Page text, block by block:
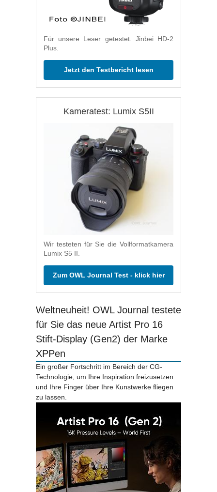
Für unsere Leser getestet: Jinbei HD-2
Plus.
Jetzt den Testbericht lesen
Kameratest: Lumix S5II
Wir testeten für Sie die Vollformatkamera
Lumix S5 II.
Zum OWL Journal Test - klick hier
Weltneuheit! OWL Journal testete
für Sie das neue Artist Pro 16
Stift-Display (Gen2) der Marke
XPPen
Ein großer Fortschritt im Bereich der CG-
Technologie, um Ihre Inspiration freizusetzen
und Ihre Finger über Ihre Kunstwerke fliegen
zu lassen.